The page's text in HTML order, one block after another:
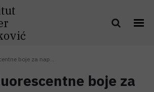
boje za nap...
boje za